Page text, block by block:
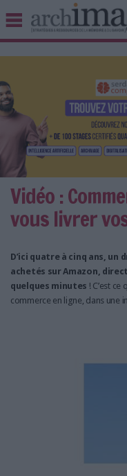
BIBLIOTHÈQUE ÉDITION
UNIVERS DATA
TRAVAIL COLLABORATIF
VIE NUMÉRIQUE
NUMÉRIQUE RESPONSABLE
LES DOSSIERS
LES NEWSLETTERS
LE MAGAZINE
NOS OFFRES
Vidéo :
vous livrer
D’ici quatre à cinq ans,
achetés sur Amazon,
quelques minutes ! C’est
commerce en ligne, dans une